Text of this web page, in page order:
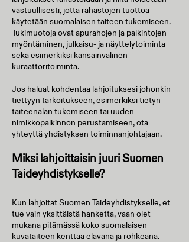
vastuullisesti, jotta rahastojen tuottoa
käytetään suomalaisen taiteen tukemiseen.
Tukimuotoja ovat apurahojen ja palkintojen
myöntäminen, julkaisu- ja näyttelytoiminta
sekä esimerkiksi kansainvälinen
kuraattoritoiminta.
Jos haluat kohdentaa lahjoituksesi johonkin
tiettyyn tarkoitukseen, esimerkiksi tietyn
taiteenalan tukemiseen tai uuden
nimikkopalkinnon perustamiseen, ota
yhteyttä yhdistyksen toiminnanjohtajaan.
Miksi lahjoittaisin juuri Suomen
Taideyhdistykselle?
Kun lahjoitat Suomen Taideyhdistykselle, et
tue vain yksittäistä hanketta, vaan olet
mukana pitämässä koko suomalaisen
kuvataiteen kenttää elävänä ja rohkeana.